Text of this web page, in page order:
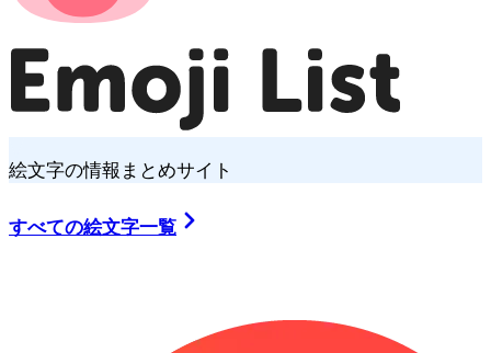
絵文字の情報まとめサイト
すべての絵文字一覧